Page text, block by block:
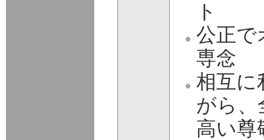
ト
公正で
専念
相互に
がら、
高い尊